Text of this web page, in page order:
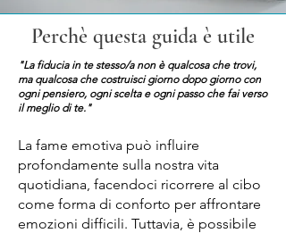
Perchè questa guida è utile
"La fiducia in te stesso/a non è qualcosa che trovi,
ma qualcosa che costruisci giorno dopo giorno con
ogni pensiero, ogni scelta e ogni passo che fai verso
il meglio di te."​
La fame emotiva può influire
profondamente sulla nostra vita
quotidiana, facendoci ricorrere al cibo
come forma di conforto per affrontare
emozioni difficili. Tuttavia, è possibile